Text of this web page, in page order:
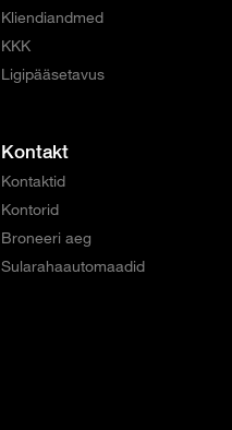
Kliendiandmed
KKK
Ligipääsetavus
Kontakt
Kontaktid
Kontorid
Broneeri aeg
Sularahaautomaadid